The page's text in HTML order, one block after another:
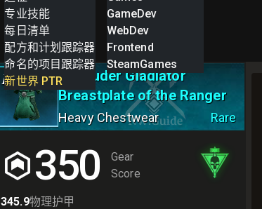
专业技能
每日清单
配方和计划跟踪器
命名的项目跟踪器
新世界 PTR
GameDev
WebDev
Frontend
SteamGames
III
Marauder Gladiator
Breastplate of the Ranger
Heavy Chestwear Rare
350
Gear
Score
345.9物理护甲